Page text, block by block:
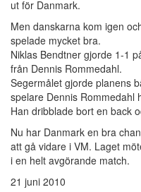
ut för Danmark.
Men danskarna kom igen
spelade mycket bra.
Niklas Bendtner gjorde 1-1
från Dennis Rommedahl.
Segermålet gjorde planens
spelare Dennis Rommedahl
Han dribblade bort en back
Nu har Danmark en bra
att gå vidare i VM. Laget
i en helt avgörande match.
21 juni 2010